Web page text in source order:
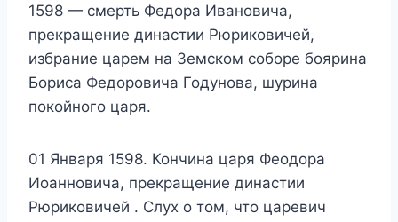
1598 — смерть Федора Ивановича,
прекращение династии Рюриковичей,
избрание царем на Земском соборе боярина
Бориса Федоровича Годунова, шурина
покойного царя.
01 Января 1598. Кончина царя Феодора
Иоанновича, прекращение династии
Рюриковичей . Слух о том, что царевич